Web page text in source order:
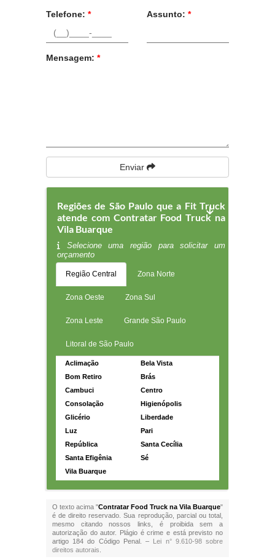
Telefone: * Assunto: *
Mensagem: *
Enviar
Regiões de São Paulo que a Fit Truck
atende com Contratar Food Truck na
Vila Buarque
Selecione uma região para solicitar um
orçamento
Região Central Zona Norte
Zona Oeste Zona Sul
Zona Leste Grande São Paulo
Litoral de São Paulo
Aclimação
Bela Vista
Bom Retiro
Brás
Cambuci
Centro
Consolação
Higienópolis
Glicério
Liberdade
Luz
Pari
República
Santa Cecília
Santa Efigênia
Sé
Vila Buarque
O texto acima "Contratar Food Truck na Vila Buarque"
é de direito reservado. Sua reprodução, parcial ou total,
mesmo citando nossos links, é proibida sem a
autorização do autor. Plágio é crime e está previsto no
artigo 184 do Código Penal. – Lei n° 9.610-98 sobre
direitos autorais